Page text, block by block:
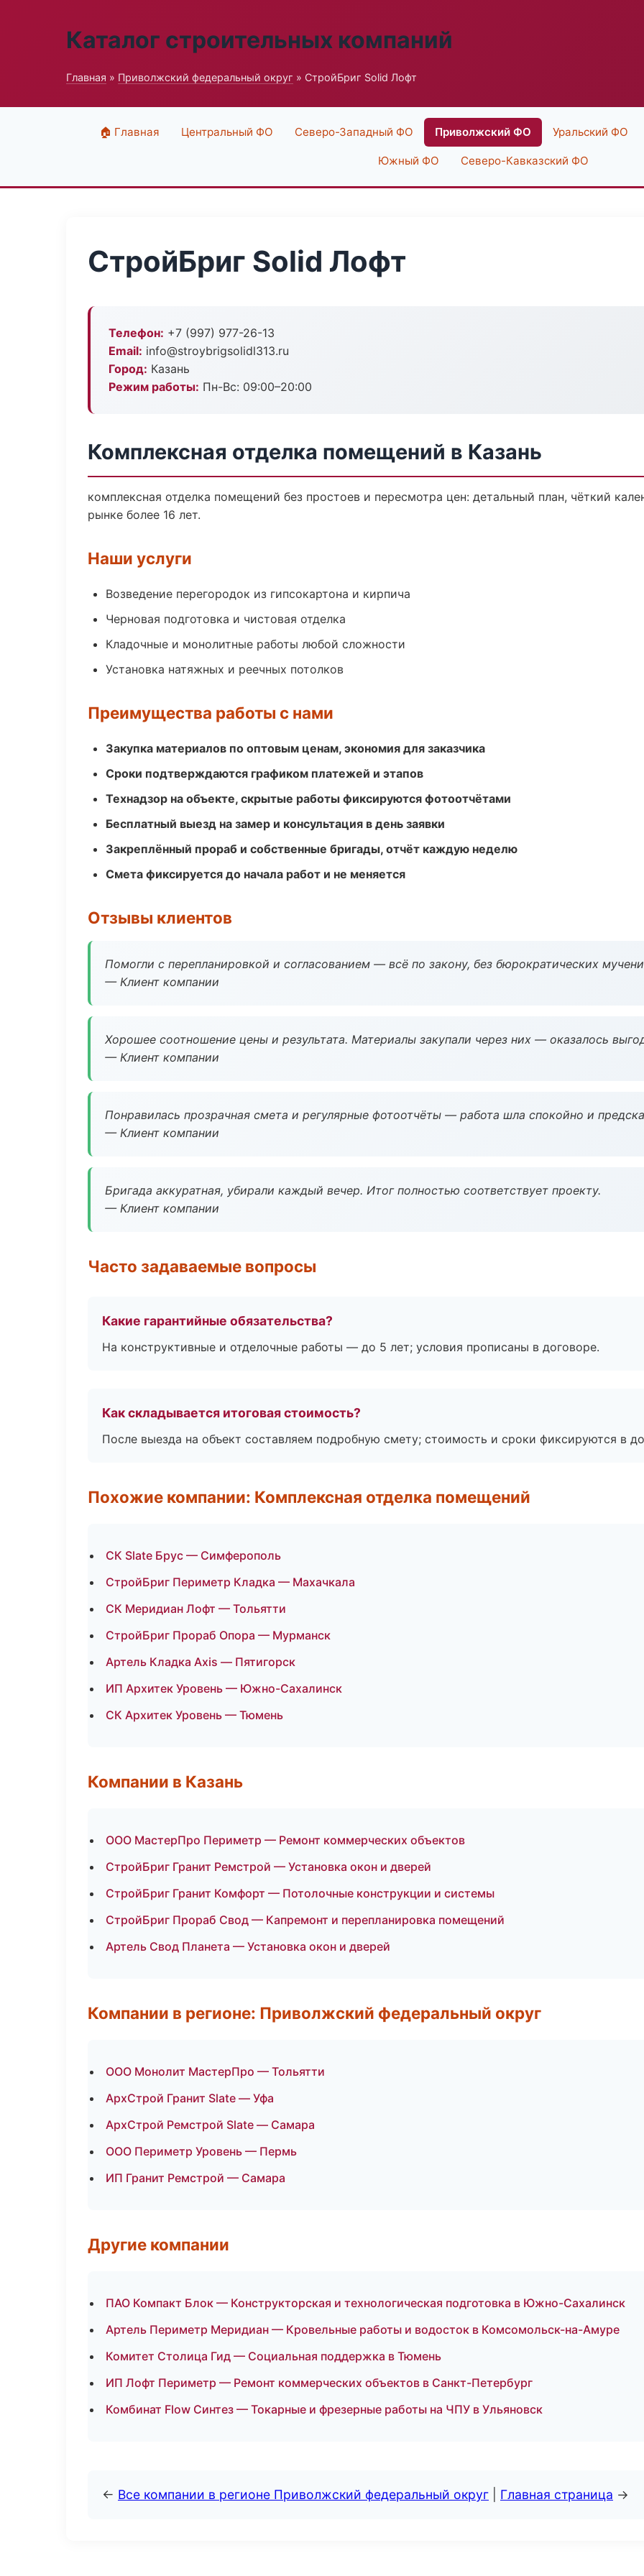
Каталог строительных компаний
Главная » Приволжский федеральный округ » СтройБриг Solid Лофт
🏠 Главная Центральный ФО Северо-Западный ФО Приволжский ФО Уральский ФО
Южный ФО Северо-Кавказский ФО
СтройБриг Solid Лофт
Телефон: +7 (997) 977-26-13
Email: info@stroybrigsolidl313.ru
Город: Казань
Режим работы: Пн-Вс: 09:00–20:00
Комплексная отделка помещений в Казань
комплексная отделка помещений без простоев и пересмотра цен: детальный план, чёткий
рынке более 16 лет.
Наши услуги
Возведение перегородок из гипсокартона и кирпича
Черновая подготовка и чистовая отделка
Кладочные и монолитные работы любой сложности
Установка натяжных и реечных потолков
Преимущества работы с нами
Закупка материалов по оптовым ценам, экономия для заказчика
Сроки подтверждаются графиком платежей и этапов
Технадзор на объекте, скрытые работы фиксируются фотоотчётами
Бесплатный выезд на замер и консультация в день заявки
Закреплённый прораб и собственные бригады, отчёт каждую неделю
Смета фиксируется до начала работ и не меняется
Отзывы клиентов
Помогли с перепланировкой и согласованием — всё по закону, без бюрократических
— Клиент компании
Хорошее соотношение цены и результата. Материалы закупали через них — оказалось
— Клиент компании
Понравилась прозрачная смета и регулярные фотоотчёты — работа шла спокойно и
— Клиент компании
Бригада аккуратная, убирали каждый вечер. Итог полностью соответствует проекту.
— Клиент компании
Часто задаваемые вопросы
Какие гарантийные обязательства?
На конструктивные и отделочные работы — до 5 лет; условия прописаны в договоре.
Как складывается итоговая стоимость?
После выезда на объект составляем подробную смету; стоимость и сроки фиксируются в
Похожие компании: Комплексная отделка помещений
СК Slate Брус — Симферополь
СтройБриг Периметр Кладка — Махачкала
СК Меридиан Лофт — Тольятти
СтройБриг Прораб Опора — Мурманск
Артель Кладка Axis — Пятигорск
ИП Архитек Уровень — Южно-Сахалинск
СК Архитек Уровень — Тюмень
Компании в Казань
ООО МастерПро Периметр — Ремонт коммерческих объектов
СтройБриг Гранит Ремстрой — Установка окон и дверей
СтройБриг Гранит Комфорт — Потолочные конструкции и системы
СтройБриг Прораб Свод — Капремонт и перепланировка помещений
Артель Свод Планета — Установка окон и дверей
Компании в регионе: Приволжский федеральный округ
ООО Монолит МастерПро — Тольятти
АрхСтрой Гранит Slate — Уфа
АрхСтрой Ремстрой Slate — Самара
ООО Периметр Уровень — Пермь
ИП Гранит Ремстрой — Самара
Другие компании
ПАО Компакт Блок — Конструкторская и технологическая подготовка в Южно-Сахалинск
Артель Периметр Меридиан — Кровельные работы и водосток в Комсомольск-на-Амуре
Комитет Столица Гид — Социальная поддержка в Тюмень
ИП Лофт Периметр — Ремонт коммерческих объектов в Санкт-Петербург
Комбинат Flow Синтез — Токарные и фрезерные работы на ЧПУ в Ульяновск
← Все компании в регионе Приволжский федеральный округ Главная страница →